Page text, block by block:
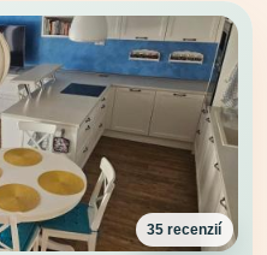
35 recenzií